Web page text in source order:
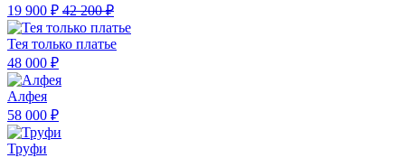
19 900 ₽ 42 200 ₽
Тея только платье
48 000 ₽
Алфея
58 000 ₽
Труфи